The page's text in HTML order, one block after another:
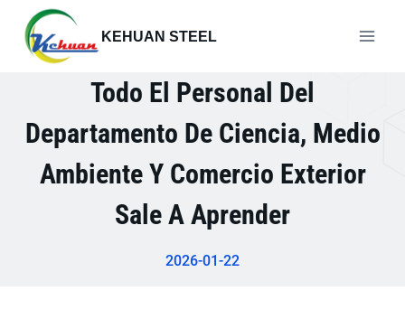
contenido
KEHUAN STEEL
Todo El Personal Del
Departamento De Ciencia, Medio
Ambiente Y Comercio Exterior
Sale A Aprender
2026-01-22